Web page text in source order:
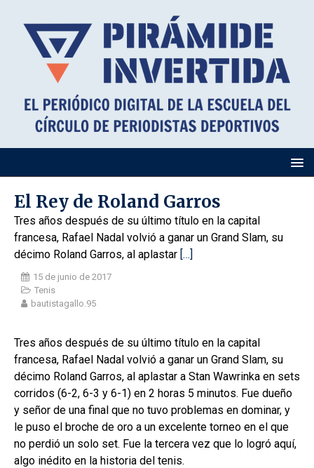
El Rey de Roland Garros
Tres años después de su último título en la capital
francesa, Rafael Nadal volvió a ganar un Grand Slam, su
décimo Roland Garros, al aplastar […]
15 de junio de 2017
Tenis
bautistagallo.95
Tres años después de su último título en la capital
francesa, Rafael Nadal volvió a ganar un Grand Slam, su
décimo Roland Garros, al aplastar a Stan Wawrinka en sets
corridos (6-2, 6-3 y 6-1) en 2 horas 5 minutos. Fue dueño
y señor de una final que no tuvo problemas en dominar, y
le puso el broche de oro a un excelente torneo en el que
no perdió un solo set. Fue la tercera vez que lo logró aquí,
algo inédito en la historia del tenis.